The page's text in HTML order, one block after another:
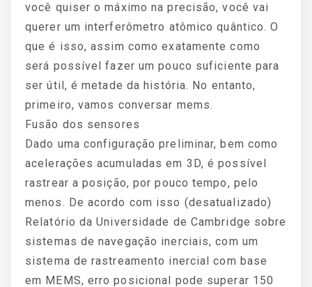
você quiser o máximo na precisão, você vai
querer um interferômetro atômico quântico. O
que é isso, assim como exatamente como
será possível fazer um pouco suficiente para
ser útil, é metade da história. No entanto,
primeiro, vamos conversar mems.
Fusão dos sensores
Dado uma configuração preliminar, bem como
acelerações acumuladas em 3D, é possível
rastrear a posição, por pouco tempo, pelo
menos. De acordo com isso (desatualizado)
Relatório da Universidade de Cambridge sobre
sistemas de navegação inerciais, com um
sistema de rastreamento inercial com base
em MEMS, erro posicional pode superar 150